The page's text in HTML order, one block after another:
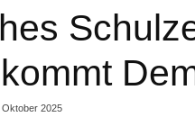
Oktober 2025